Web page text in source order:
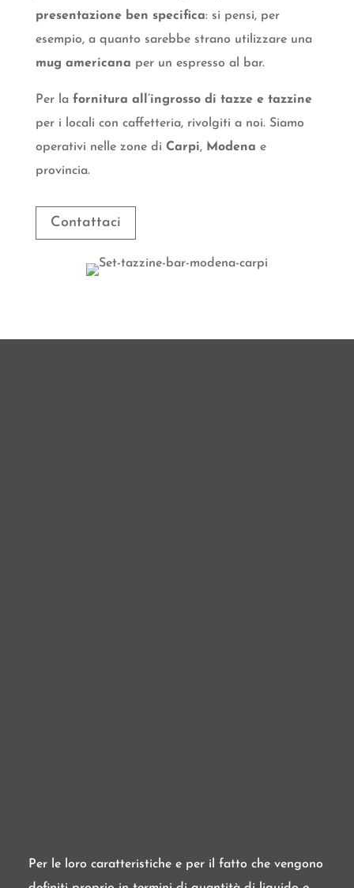
presentazione ben specifica: si pensi, per
esempio, a quanto sarebbe strano utilizzare una
mug americana per un espresso al bar.
Per la fornitura all’ingrosso di tazze e tazzine
per i locali con caffetteria, rivolgiti a noi. Siamo
operativi nelle zone di Carpi, Modena e
provincia.
Contattaci
Per le loro caratteristiche e per il fatto che vengono